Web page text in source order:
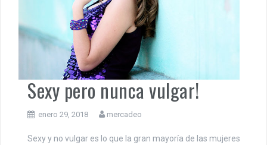
Sexy pero nunca vulgar!
enero 29, 2018 mercadeo
Sexy y no vulgar es lo que la gran mayoría de las mujeres